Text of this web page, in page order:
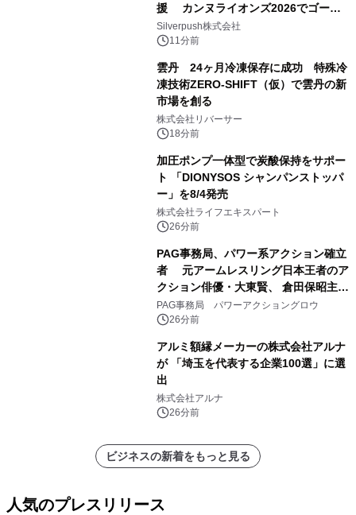
援 カンヌライオンズ2026でゴール
ド2部門を含む3賞受賞に貢献
Silverpush株式会社
11分前
雲丹 24ヶ月冷凍保存に成功 特殊冷
凍技術ZERO-SHIFT（仮）で雲丹の新
市場を創る
株式会社リバーサー
18分前
加圧ポンプ一体型で炭酸保持をサポー
ト 「DIONYSOS シャンパンストッパ
ー」を8/4発売
株式会社ライフエキスパート
26分前
PAG事務局、パワー系アクション確立
者 元アームレスリング日本王者のア
クション俳優・大東賢、 倉田保昭主演
映画『夢物語』で倉田保昭、 サモ・ハ
ン・キンポーと共演 国際舞台へ活躍
PAG事務局 パワーアクショングロウ
26分前
アルミ額縁メーカーの株式会社アルナ
が 「埼玉を代表する企業100選」に選
出
株式会社アルナ
26分前
ビジネスの新着をもっと見る
人気のプレスリリース